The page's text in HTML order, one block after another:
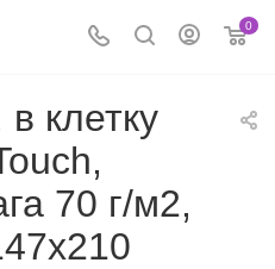
0
клетку
70 г/м2,